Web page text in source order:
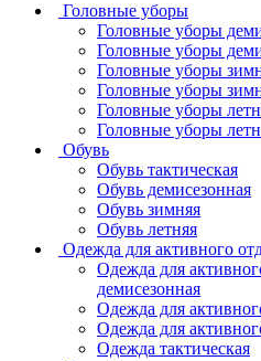
Головные уборы
Головные уборы
Головные уборы
Головные уборы
Головные уборы
Головные уборы
Головные уборы
Обувь
Обувь тактическая
Обувь демисезонная
Обувь зимняя
Обувь летняя
Одежда для активного
Одежда для
демисезонная
Одежда для
Одежда для
Одежда тактическая